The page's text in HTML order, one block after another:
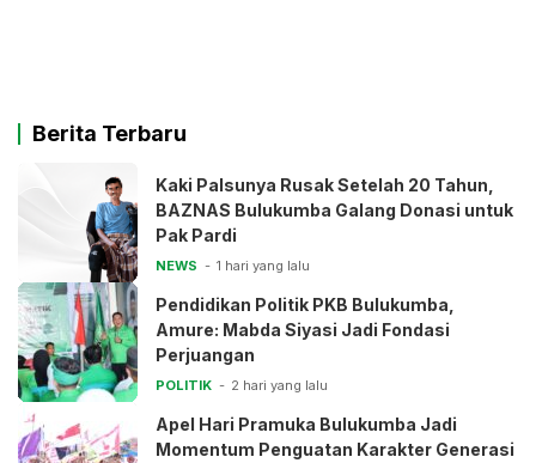
Berita Terbaru
Kaki Palsunya Rusak Setelah 20 Tahun,
BAZNAS Bulukumba Galang Donasi untuk
Pak Pardi
NEWS 1 hari yang lalu
Pendidikan Politik PKB Bulukumba,
Amure: Mabda Siyasi Jadi Fondasi
Perjuangan
POLITIK 2 hari yang lalu
Apel Hari Pramuka Bulukumba Jadi
Momentum Penguatan Karakter Generasi